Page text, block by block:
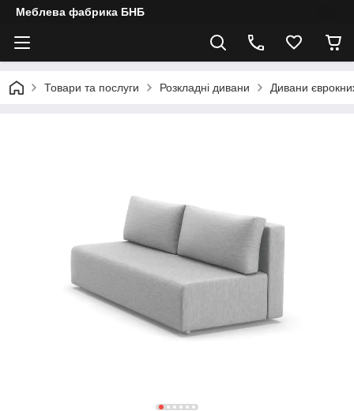
Меблева фабрика БНБ
Товари та послуги Розкладні дивани Дивани